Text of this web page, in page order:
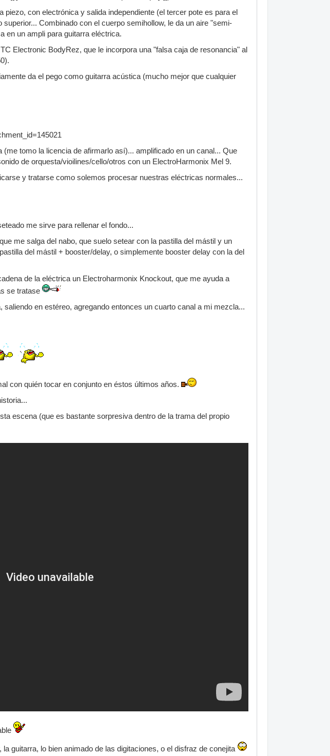
con electrónica y salida independiente (el tercer pote es para el
Combinado con el cuerpo semihollow, le da un aire "semi-
en un ampli para guitarra eléctrica.
Electronic BodyRez, que le incorpora una "falsa caja de resonancia" al
da el pego como guitarra acústica (mucho mejor que cualquier
tomo la licencia de afirmarlo así)... amplificado en un canal... Que
de orquesta/vioilines/cello/otros con un ElectroHarmonix Mel 9.
y tratarse como solemos procesar nuestras eléctricas normales...
me sirve para rellenar el fondo...
me salga del nabo, que suelo setear con la pastilla del mástil y un
del mástil + booster/delay, o simplemente booster delay con la del
de la eléctrica un Electroharmonix Knockout, que me ayuda a
se tratase
en estéreo, agregando entonces un cuarto canal a mi mezcla...
con quién tocar en conjunto en éstos últimos años.
escena (que es bastante sorpresiva dentro de la trama del propio
guitarra, lo bien animado de las digitaciones, o el disfraz de conejita